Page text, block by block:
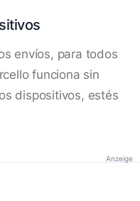
envíos, para todos
funciona sin
dispositivos, estés
Anzeige